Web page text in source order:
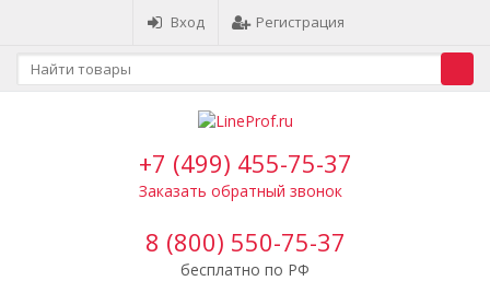
Вход Регистрация
+7 (499) 455-75-37
Заказать обратный звонок
8 (800) 550-75-37
бесплатно по РФ